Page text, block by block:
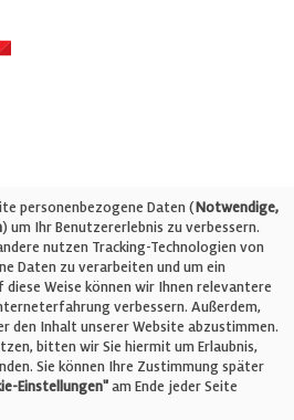
0
bau.eu
personenbezogene Daten (Notwendige,
) um Ihr Benutzererlebnis zu verbessern.
nutzen Tracking-Technologien von
Daten zu verarbeiten und um ein
Weise können wir Ihnen relevantere
verbessern. Außerdem,
den Inhalt unserer Website abzustimmen.
bitten wir Sie hiermit um Erlaubnis,
Sie können Ihre Zustimmung später
Einstellungen" am Ende jeder Seite